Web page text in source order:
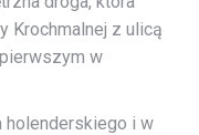
Krochmalnej z ulicą
w
holenderskiego i w